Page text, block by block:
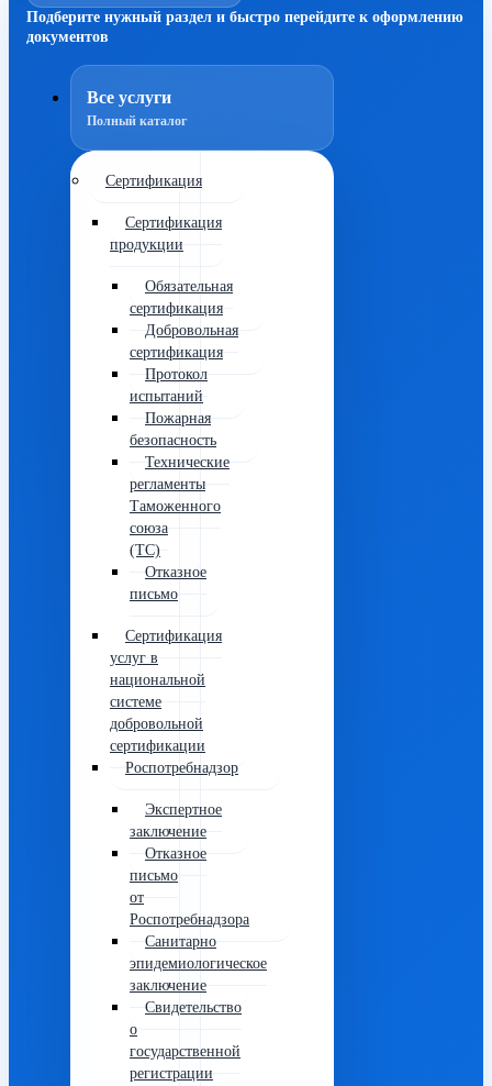
Подберите нужный раздел и быстро перейдите к оформлению
документов
Все услуги
Полный каталог
Сертификация
Сертификация
продукции
Обязательная
сертификация
Добровольная
сертификация
Протокол
испытаний
Пожарная
безопасность
Технические
регламенты
Таможенного
союза
(ТС)
Отказное
письмо
Сертификация
услуг в
национальной
системе
добровольной
сертификации
Роспотребнадзор
Экспертное
заключение
Отказное
письмо
от
Роспотребнадзора
Санитарно
эпидемиологическое
заключение
Свидетельство
о
государственной
регистрации